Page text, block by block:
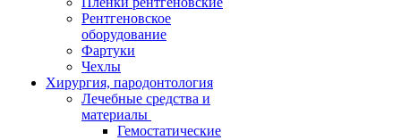
Рентгеновское
оборудование
Фартуки
Чехлы
Хирургия, пародонтология
Лечебные средства и
материалы
Гемостатические